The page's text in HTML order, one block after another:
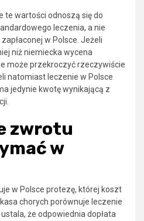
te wartości odnoszą się do
leczenia, a nie
w Polsce. Jeżeli
niż niemiecka wycena
może przekroczyć rzeczywiście
natomiast leczenie w Polsce
jedynie kwotę wynikającą z
zwrotu
w
w Polsce protezę, której koszt
chorych porównuje leczenie
że odpowiednia dopłata